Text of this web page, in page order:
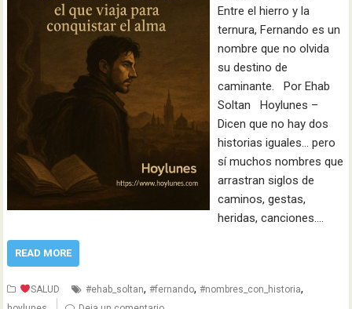
Entre el hierro y la
ternura, Fernando es un
nombre que no olvida
su destino de
caminante. Por Ehab
Soltan Hoylunes –
Dicen que no hay dos
historias iguales… pero
sí muchos nombres que
arrastran siglos de
caminos, gestas,
heridas, canciones.…
READ MORE
SALUD #ehab_soltan,#fernando,#nombres_con_historia,